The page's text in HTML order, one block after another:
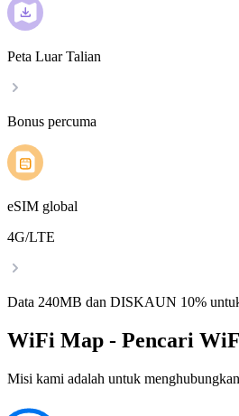
Peta Luar Talian
Bonus percuma
eSIM global
4G/LTE
Data 240MB dan DISKAUN 10%
WiFi Map - Pencari
Misi kami adalah untuk